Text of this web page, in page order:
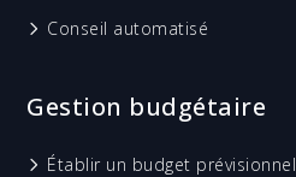
Conseil automatisé
Gestion budgétaire
Établir un budget prévisionnel